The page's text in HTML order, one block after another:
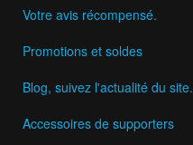
Votre avis récompensé.
Promotions et soldes
Blog, suivez l'actualité du site.
Accessoires de supporters